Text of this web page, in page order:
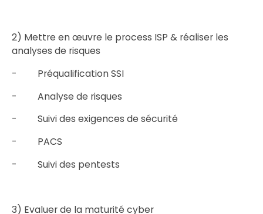
2) Mettre en œuvre le process ISP & réaliser les
analyses de risques
- Préqualification SSI
- Analyse de risques
- Suivi des exigences de sécurité
- PACS
- Suivi des pentests
3) Evaluer de la maturité cyber